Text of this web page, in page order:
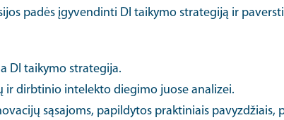
padės įgyvendinti DI taikymo strategiją ir
DI taikymo strategija.
ir dirbtinio intelekto diegimo juose analizei.
sąsajoms, papildytos praktiniais pavyzdžiais,